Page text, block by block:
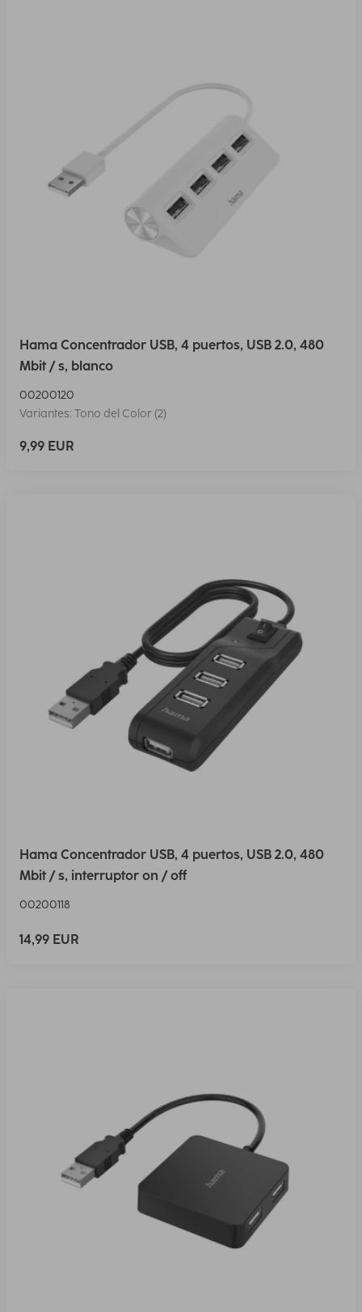
Hama Concentrador USB, 4 puertos, USB 2.0, 480
Mbit / s, blanco
00200120
Variantes: Tono del Color (2)
9,99 EUR
Hama Concentrador USB, 4 puertos, USB 2.0, 480
Mbit / s, interruptor on / off
00200118
14,99 EUR